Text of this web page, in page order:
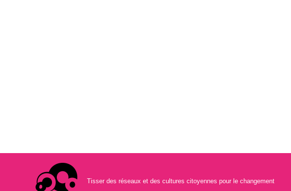
Tisser des réseaux et des cultures citoyennes pour le changement